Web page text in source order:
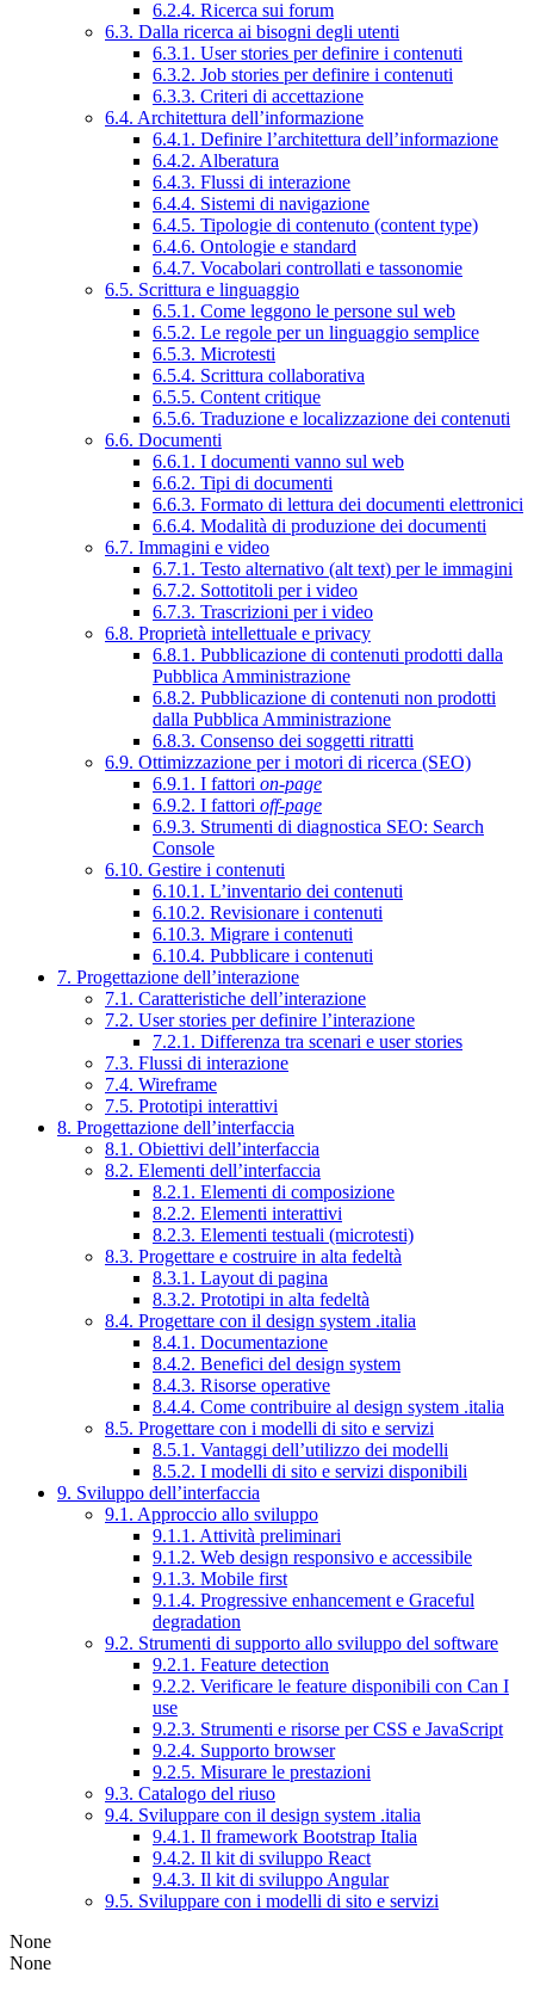
6.2.4. Ricerca sui forum
6.3. Dalla ricerca ai bisogni degli utenti
6.3.1. User stories per definire i contenuti
6.3.2. Job stories per definire i contenuti
6.3.3. Criteri di accettazione
6.4. Architettura dell’informazione
6.4.1. Definire l’architettura dell’informazione
6.4.2. Alberatura
6.4.3. Flussi di interazione
6.4.4. Sistemi di navigazione
6.4.5. Tipologie di contenuto (content type)
6.4.6. Ontologie e standard
6.4.7. Vocabolari controllati e tassonomie
6.5. Scrittura e linguaggio
6.5.1. Come leggono le persone sul web
6.5.2. Le regole per un linguaggio semplice
6.5.3. Microtesti
6.5.4. Scrittura collaborativa
6.5.5. Content critique
6.5.6. Traduzione e localizzazione dei contenuti
6.6. Documenti
6.6.1. I documenti vanno sul web
6.6.2. Tipi di documenti
6.6.3. Formato di lettura dei documenti elettronici
6.6.4. Modalità di produzione dei documenti
6.7. Immagini e video
6.7.1. Testo alternativo (alt text) per le immagini
6.7.2. Sottotitoli per i video
6.7.3. Trascrizioni per i video
6.8. Proprietà intellettuale e privacy
6.8.1. Pubblicazione di contenuti prodotti dalla
Pubblica Amministrazione
6.8.2. Pubblicazione di contenuti non prodotti
dalla Pubblica Amministrazione
6.8.3. Consenso dei soggetti ritratti
6.9. Ottimizzazione per i motori di ricerca (SEO)
6.9.1. I fattori on-page
6.9.2. I fattori off-page
6.9.3. Strumenti di diagnostica SEO: Search
Console
6.10. Gestire i contenuti
6.10.1. L’inventario dei contenuti
6.10.2. Revisionare i contenuti
6.10.3. Migrare i contenuti
6.10.4. Pubblicare i contenuti
7. Progettazione dell’interazione
7.1. Caratteristiche dell’interazione
7.2. User stories per definire l’interazione
7.2.1. Differenza tra scenari e user stories
7.3. Flussi di interazione
7.4. Wireframe
7.5. Prototipi interattivi
8. Progettazione dell’interfaccia
8.1. Obiettivi dell’interfaccia
8.2. Elementi dell’interfaccia
8.2.1. Elementi di composizione
8.2.2. Elementi interattivi
8.2.3. Elementi testuali (microtesti)
8.3. Progettare e costruire in alta fedeltà
8.3.1. Layout di pagina
8.3.2. Prototipi in alta fedeltà
8.4. Progettare con il design system .italia
8.4.1. Documentazione
8.4.2. Benefici del design system
8.4.3. Risorse operative
8.4.4. Come contribuire al design system .italia
8.5. Progettare con i modelli di sito e servizi
8.5.1. Vantaggi dell’utilizzo dei modelli
8.5.2. I modelli di sito e servizi disponibili
9. Sviluppo dell’interfaccia
9.1. Approccio allo sviluppo
9.1.1. Attività preliminari
9.1.2. Web design responsivo e accessibile
9.1.3. Mobile first
9.1.4. Progressive enhancement e Graceful
degradation
9.2. Strumenti di supporto allo sviluppo del software
9.2.1. Feature detection
9.2.2. Verificare le feature disponibili con Can I
use
9.2.3. Strumenti e risorse per CSS e JavaScript
9.2.4. Supporto browser
9.2.5. Misurare le prestazioni
9.3. Catalogo del riuso
9.4. Sviluppare con il design system .italia
9.4.1. Il framework Bootstrap Italia
9.4.2. Il kit di sviluppo React
9.4.3. Il kit di sviluppo Angular
9.5. Sviluppare con i modelli di sito e servizi
None
None